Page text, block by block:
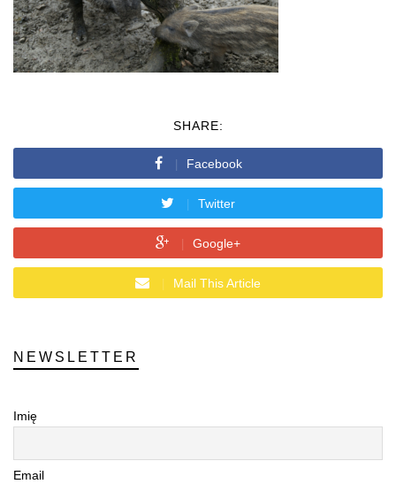
SHARE:
Facebook
Twitter
Google+
Mail This Article
NEWSLETTER
Imię
Email